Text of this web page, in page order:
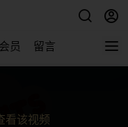
会员 留言
看该视频